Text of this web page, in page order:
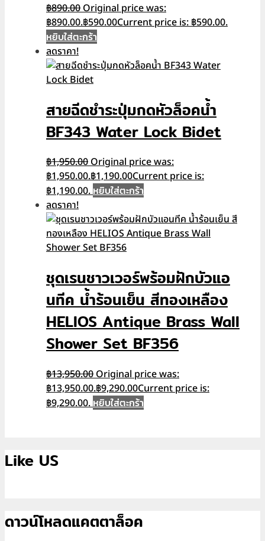
฿890.00Original price was:
฿890.00.฿590.00Current price is: ฿590.00.
หยิบใส่ตะกร้า
ลดราคา!
สายฉีดชำระปุ่มกดหัวล็อคน้ำ
BF343 Water Lock Bidet
฿1,950.00Original price was:
฿1,950.00.฿1,190.00Current price is:
฿1,190.00. หยิบใส่ตะกร้า
ลดราคา!
ชุดเรนชาวเวอร์พร้อมฝักบัวแอ
นทีค น้ำร้อนเย็น สีทองเหลือง
HELIOS Antique Brass Wall
Shower Set BF356
฿13,950.00Original price was:
฿13,950.00.฿9,290.00Current price is:
฿9,290.00. หยิบใส่ตะกร้า
Like US
ดาวน์โหลดแคตตาล็อค